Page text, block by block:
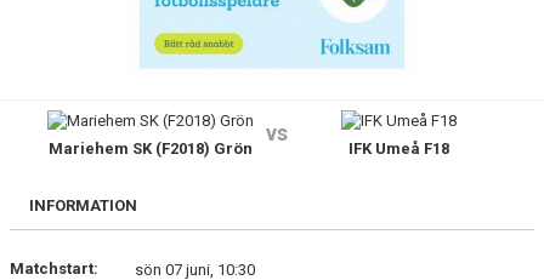
TRUPPEN
BILDGALLERI
Mariehem SK (F2018) Grön
vs
IFK Umeå F18
INFORMATION
Matchstart:
sön 07 juni, 10:30